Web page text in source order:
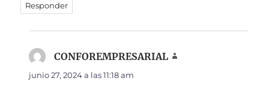
Responder
CONFOREMPRESARIAL
junio 27, 2024 a las 11:18 am